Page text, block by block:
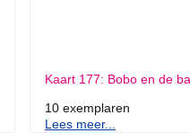
Kaart 177: Bobo en de
10 exemplaren
Lees meer...